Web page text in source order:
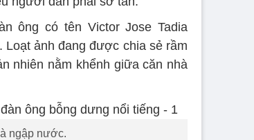
ông có tên Victor Jose Tadia
ảnh đang được chia sẻ rầm
nhiên nằm khểnh giữa căn nhà
ngập nước.